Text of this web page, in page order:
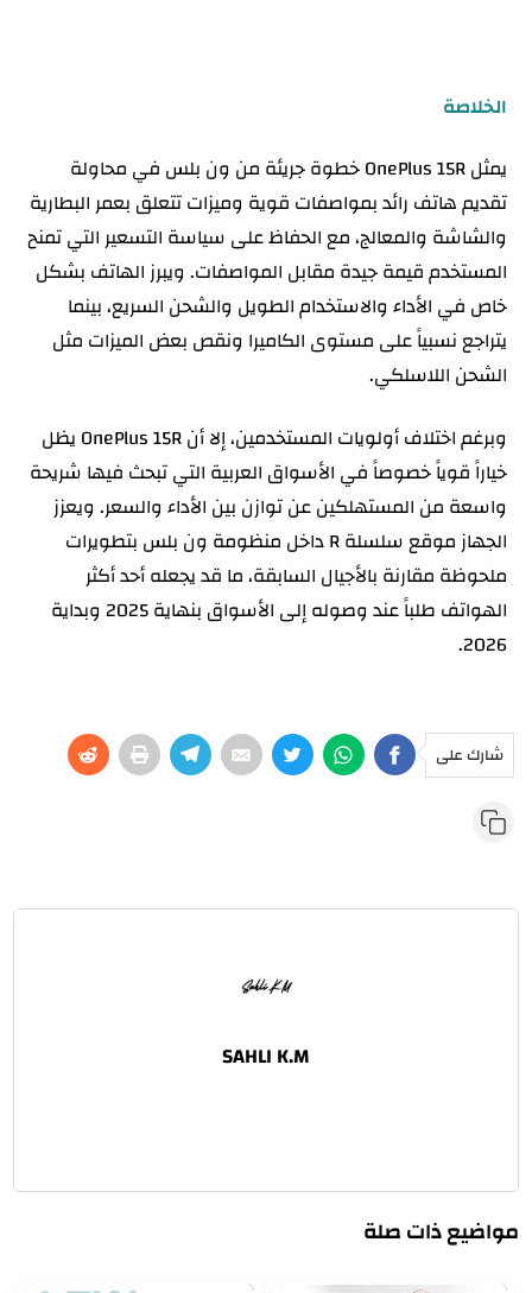
الخلاصة
يمثل OnePlus 15R خطوة جريئة من ون بلس في محاولة
تقديم هاتف رائد بمواصفات قوية وميزات تتعلق بعمر البطارية
والشاشة والمعالج، مع الحفاظ على سياسة التسعير التي تمنح
المستخدم قيمة جيدة مقابل المواصفات. ويبرز الهاتف بشكل
خاص في الأداء والاستخدام الطويل والشحن السريع، بينما
يتراجع نسبياً على مستوى الكاميرا ونقص بعض الميزات مثل
الشحن اللاسلكي.
وبرغم اختلاف أولويات المستخدمين، إلا أن OnePlus 15R يظل
خياراً قوياً خصوصاً في الأسواق العربية التي تبحث فيها شريحة
واسعة من المستهلكين عن توازن بين الأداء والسعر. ويعزز
الجهاز موقع سلسلة R داخل منظومة ون بلس بتطويرات
ملحوظة مقارنة بالأجيال السابقة، ما قد يجعله أحد أكثر
الهواتف طلباً عند وصوله إلى الأسواق بنهاية 2025 وبداية
2026.
شارك على
مواضيع ذات صلة